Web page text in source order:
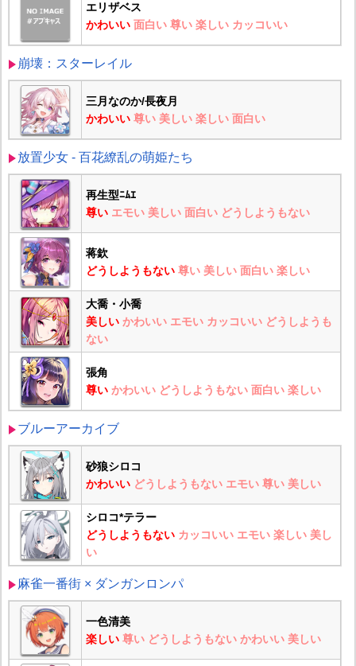
エリザベス
かわいい 面白い 尊い 楽しい カッコいい
崩壊：スターレイル
三月なのか/長夜月
かわいい 尊い 美しい 楽しい 面白い
放置少女 - 百花繚乱の萌姫たち
再生型ﾆﾑｴ
尊い エモい 美しい 面白い どうしようもない
蒋欽
どうしようもない 尊い 美しい 面白い 楽しい
大喬・小喬
美しい かわいい エモい カッコいい どうしようも
ない
張角
尊い かわいい どうしようもない 面白い 楽しい
ブルーアーカイブ
砂狼シロコ
かわいい どうしようもない エモい 尊い 美しい
シロコ*テラー
どうしようもない カッコいい エモい 楽しい 美し
い
麻雀一番街 × ダンガンロンパ
一色清美
楽しい 尊い どうしようもない かわいい 美しい